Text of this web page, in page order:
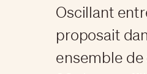
Oscillant
proposait
ensemble de